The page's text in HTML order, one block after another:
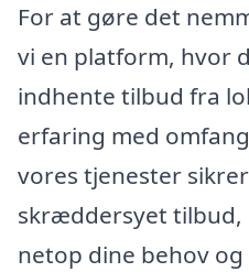
For at gøre det
vi en platform, hvor
indhente tilbud fra
erfaring med
vores tjenester
skræddersyet
netop dine behov